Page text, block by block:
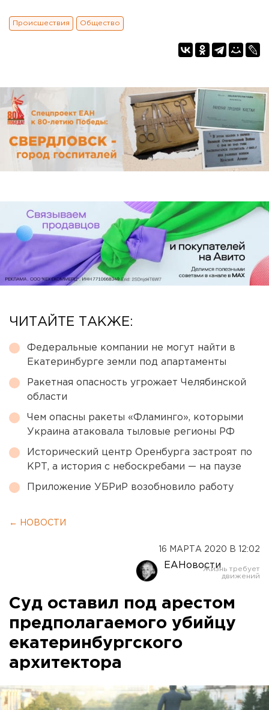
Происшествия Общество
ЧИТАЙТЕ ТАКЖЕ:
Федеральные компании не могут найти в
Екатеринбурге земли под апартаменты
Ракетная опасность угрожает Челябинской
области
Чем опасны ракеты «Фламинго», которыми
Украина атаковала тыловые регионы РФ
Исторический центр Оренбурга застроят по
КРТ, а история с небоскребами — на паузе
Приложение УБРиР возобновило работу
← НОВОСТИ
16 МАРТА 2020 В 12:02
ЕАНовости
Суд оставил под арестом
предполагаемого убийцу
екатеринбургского
архитектора